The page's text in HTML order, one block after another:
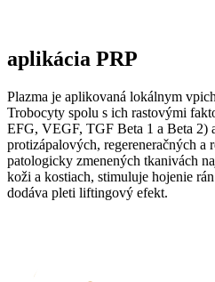
aplikácia PRP
Plazma je aplikovaná lokálnym
Trobocyty spolu s ich rastovými
EFG, VEGF, TGF Beta 1 a Beta 2)
protizápalových, regereneračných a
patologicky zmenených tkanivách
koži a kostiach, stimuluje hojenie
dodáva pleti liftingový efekt.